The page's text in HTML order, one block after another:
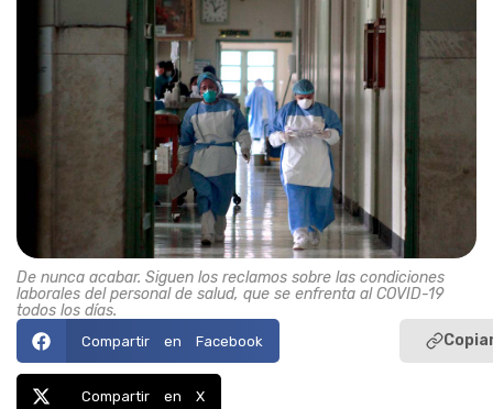
De nunca acabar. Siguen los reclamos sobre las condiciones
laborales del personal de salud, que se enfrenta al COVID-19
todos los días.
Compartir en Facebook
Compartir en X